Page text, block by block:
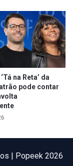
na Reta’ da
pode contar
| Popeek 2026